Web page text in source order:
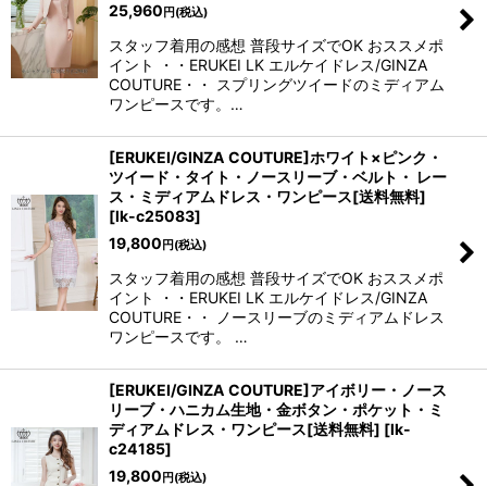
25,960 円 (税込)
スタッフ着用の感想 普段サイズでOK おススメポ
イント ・・ERUKEI LK エルケイドレス/GINZA
COUTURE・・ スプリングツイードのミディアム
ワンピースです。…
[ERUKEI/GINZA COUTURE]ホワイト×ピンク・
ツイード・タイト・ノースリーブ・ベルト・ レー
ス・ミディアムドレス・ワンピース[送料無料]
[lk-c25083]
19,800 円 (税込)
スタッフ着用の感想 普段サイズでOK おススメポ
イント ・・ERUKEI LK エルケイドレス/GINZA
COUTURE・・ ノースリーブのミディアムドレス
ワンピースです。 …
[ERUKEI/GINZA COUTURE]アイボリー・ノース
リーブ・ハニカム生地・金ボタン・ポケット・ミ
ディアムドレス・ワンピース[送料無料] [lk-
c24185]
19,800 円 (税込)